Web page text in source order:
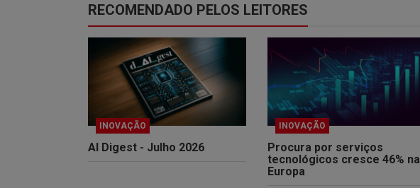
RECOMENDADO PELOS LEITORES
INOVAÇÃO
AI Digest - Julho 2026
INOVAÇÃO
Procura por serviços
tecnológicos cresce 46% na
Europa